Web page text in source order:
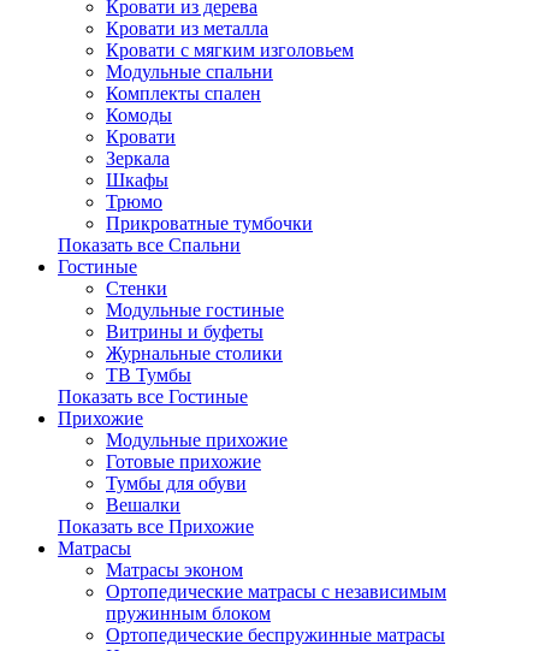
Кровати из дерева
Кровати из металла
Кровати с мягким изголовьем
Модульные спальни
Комплекты спален
Комоды
Кровати
Зеркала
Шкафы
Трюмо
Прикроватные тумбочки
Показать все Спальни
Гостиные
Стенки
Модульные гостиные
Витрины и буфеты
Журнальные столики
ТВ Тумбы
Показать все Гостиные
Прихожие
Модульные прихожие
Готовые прихожие
Тумбы для обуви
Вешалки
Показать все Прихожие
Матрасы
Матрасы эконом
Ортопедические матрасы с независимым
пружинным блоком
Ортопедические беспружинные матрасы